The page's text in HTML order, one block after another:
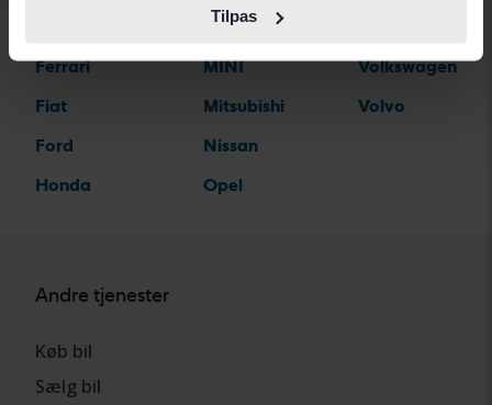
Tilpas
Ferrari
Fiat
Ford
Honda
MG
MINI
Mitsubishi
Nissan
Opel
Volkswagen
Volvo
Andre tjenester
Køb bil
Sælg bil